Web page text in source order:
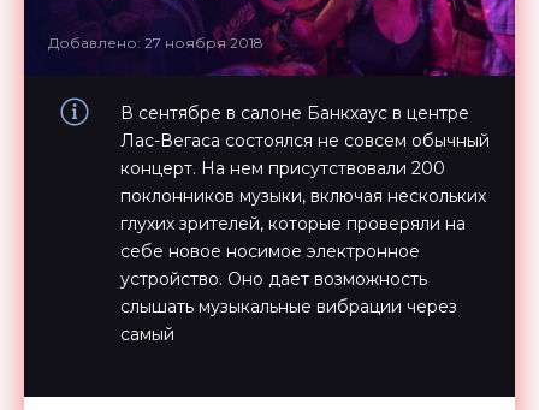
Добавлено: 27 ноября 2018
В сентябре в салоне Банкхаус в центре
Лас-Вегаса состоялся не совсем обычный
концерт. На нем присутствовали 200
поклонников музыки, включая нескольких
глухих зрителей, которые проверяли на
себе новое носимое электронное
устройство. Оно дает возможность
слышать музыкальные вибрации через
самый